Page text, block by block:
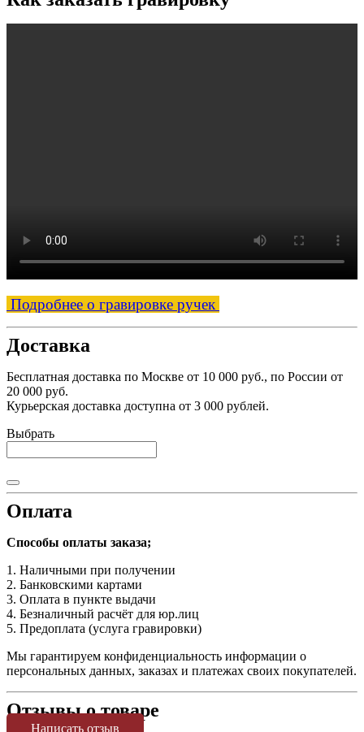
Подробнее о гравировке ручек
Доставка
Бесплатная доставка по Москве от 10 000 руб., по России от
20 000 руб.
Курьерская доставка доступна от 3 000 рублей.
Выбрать
Оплата
Способы оплаты заказа;
1. Наличными при получении
2. Банковскими картами
3. Оплата в пункте выдачи
4. Безналичный расчёт для юр.лиц
5. Предоплата (услуга гравировки)
Мы гарантируем конфиденциальность информации о
персональных данных, заказах и платежах своих покупателей.
Отзывы о товаре
Написать отзыв